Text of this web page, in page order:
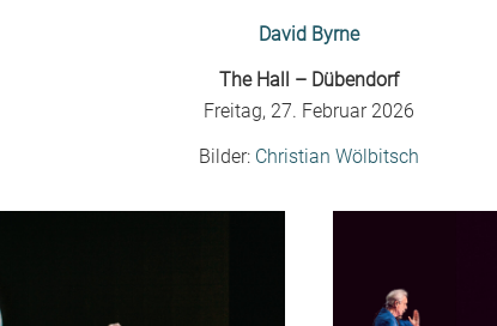
David Byrne
The Hall – Dübendorf
Freitag, 27. Februar 2026
Bilder: Christian Wölbitsch